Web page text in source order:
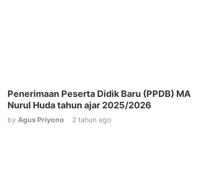
Penerimaan Peserta Didik Baru (PPDB) MA
Nurul Huda tahun ajar 2025/2026
by Agus Priyono 2 tahun ago